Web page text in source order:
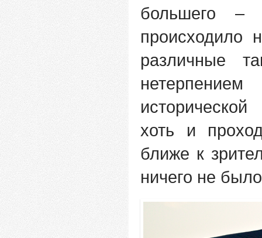
большего –
происходило
различные
хоть и
ближе к
ничего не